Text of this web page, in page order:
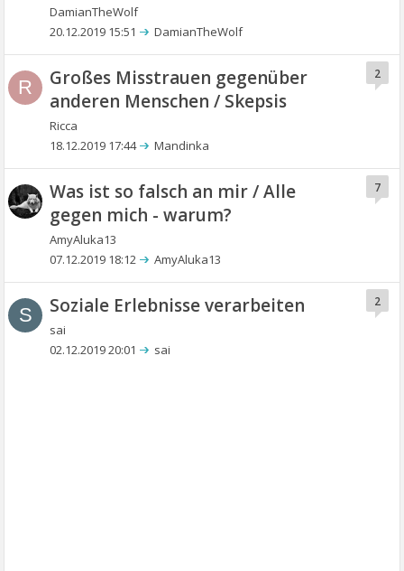
DamianTheWolf
20.12.2019 15:51 DamianTheWolf
R
Großes Misstrauen gegenüber
anderen Menschen / Skepsis
Ricca
2
18.12.2019 17:44 Mandinka
Was ist so falsch an mir / Alle
gegen mich - warum?
AmyAluka13
7
07.12.2019 18:12 AmyAluka13
S Soziale Erlebnisse verarbeiten
sai
2
02.12.2019 20:01 sai